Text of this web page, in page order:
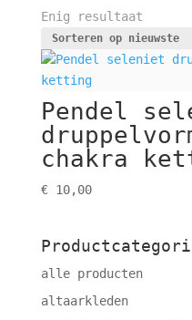
Enig resultaat
Pendel
chakra
€10,00
alle producten
altaarkleden